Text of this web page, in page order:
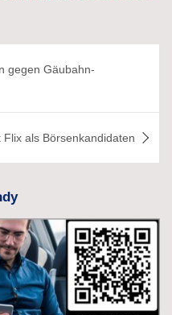
gegen Gäubahn-
als Börsenkandidaten